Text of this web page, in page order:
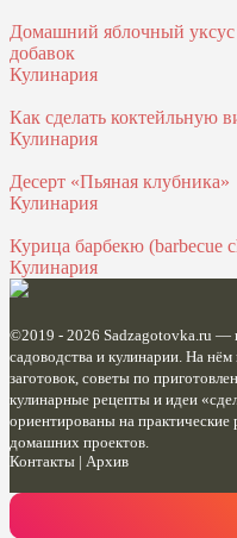
Домашний яблочный уксус
добавок
Кулинария
Как сделать коктейльную
Кулинария
Десерт «Пьяная клубника»
Кулинария
Курица барбекю (barbecue
Кулинария
©2019 - 2026 Sadzagotovka.ru —
садоводства и кулинарии. На
заготовок, советы по
кулинарные рецепты и идеи
ориентированы на
домашних проектов.
Контакты | Архив